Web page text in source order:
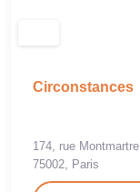
Circonstances
174, rue Montmartre
75002, Paris